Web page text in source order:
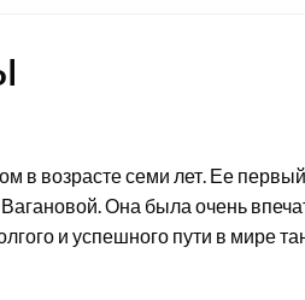
в возрасте семи лет. Ее
Она была очень
и успешного пути в мире